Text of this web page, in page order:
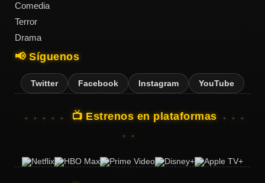
Comedia
Terror
Drama
📢 Síguenos
Twitter Facebook Instagram YouTube
📺 Estrenos en plataformas